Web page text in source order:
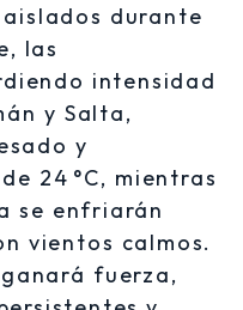
durante
las
intensidad
y Salta,
y
24 °C, mientras
se enfriarán
vientos calmos.
fuerza,